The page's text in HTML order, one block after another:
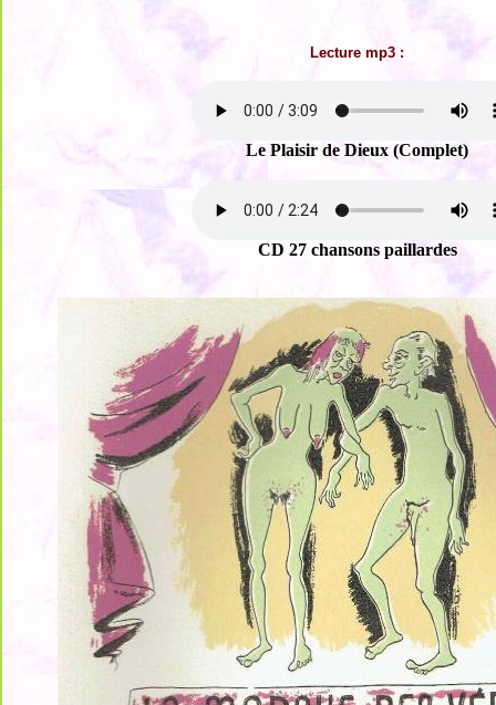
Lecture mp3 :
Le Plaisir de Dieux (Complet)
CD 27 chansons paillardes